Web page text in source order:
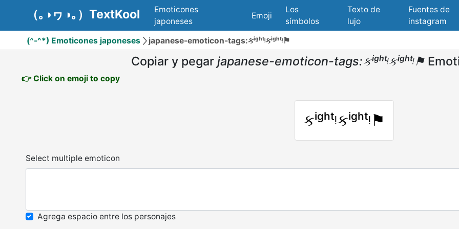
（｡◑ヮ◑｡）TextKool
Emoticones
japoneses
Emoji
Los
símbolos
Texto de
lujo
Fuentes de
instagram
(^-^*) Emoticones japoneses
japanese-emoticon-tags:કⁱᵍʰᵗᵎકⁱᵍʰᵗᵎ⚑
Copiar y pegar japanese-emoticon-tags:કⁱᵍʰᵗᵎકⁱᵍʰᵗᵎ⚑
👉 Click on emoji to copy
કⁱᵍʰᵗᵎકⁱᵍʰᵗᵎ⚑
Select multiple emoticon
Agrega espacio entre los personajes